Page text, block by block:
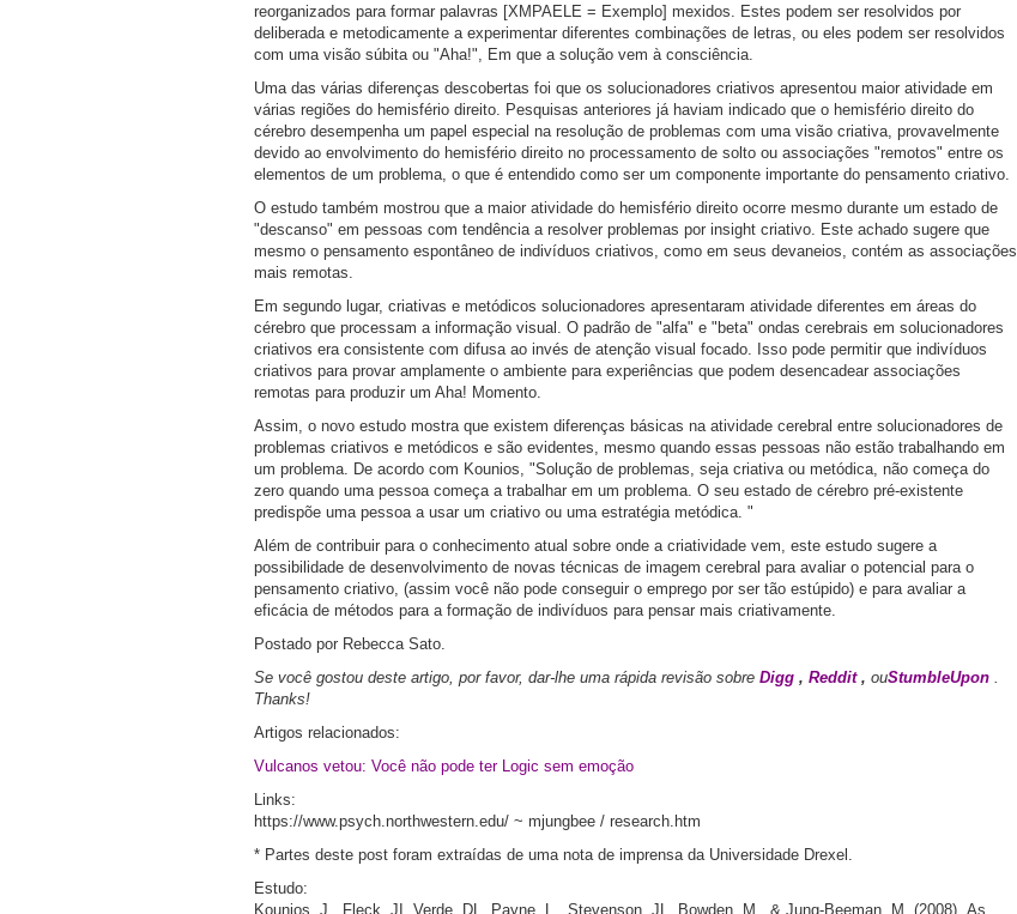
reorganizados para formar palavras [XMPAELE = Exemplo] mexidos. Estes podem ser resolvidos por
deliberada e metodicamente a experimentar diferentes combinações de letras, ou eles podem ser resolvidos
com uma visão súbita ou "Aha!", Em que a solução vem à consciência.
Uma das várias diferenças descobertas foi que os solucionadores criativos apresentou maior atividade em
várias regiões do hemisfério direito. Pesquisas anteriores já haviam indicado que o hemisfério direito do
cérebro desempenha um papel especial na resolução de problemas com uma visão criativa, provavelmente
devido ao envolvimento do hemisfério direito no processamento de solto ou associações "remotos" entre os
elementos de um problema, o que é entendido como ser um componente importante do pensamento criativo.
O estudo também mostrou que a maior atividade do hemisfério direito ocorre mesmo durante um estado de
"descanso" em pessoas com tendência a resolver problemas por insight criativo. Este achado sugere que
mesmo o pensamento espontâneo de indivíduos criativos, como em seus devaneios, contém as associações
mais remotas.
Em segundo lugar, criativas e metódicos solucionadores apresentaram atividade diferentes em áreas do
cérebro que processam a informação visual. O padrão de "alfa" e "beta" ondas cerebrais em solucionadores
criativos era consistente com difusa ao invés de atenção visual focado. Isso pode permitir que indivíduos
criativos para provar amplamente o ambiente para experiências que podem desencadear associações
remotas para produzir um Aha! Momento.
Assim, o novo estudo mostra que existem diferenças básicas na atividade cerebral entre solucionadores de
problemas criativos e metódicos e são evidentes, mesmo quando essas pessoas não estão trabalhando em
um problema. De acordo com Kounios, "Solução de problemas, seja criativa ou metódica, não começa do
zero quando uma pessoa começa a trabalhar em um problema. O seu estado de cérebro pré-existente
predispõe uma pessoa a usar um criativo ou uma estratégia metódica. "
Além de contribuir para o conhecimento atual sobre onde a criatividade vem, este estudo sugere a
possibilidade de desenvolvimento de novas técnicas de imagem cerebral para avaliar o potencial para o
pensamento criativo, (assim você não pode conseguir o emprego por ser tão estúpido) e para avaliar a
eficácia de métodos para a formação de indivíduos para pensar mais criativamente.
Postado por Rebecca Sato.
Se você gostou deste artigo, por favor, dar-lhe uma rápida revisão sobre Digg , Reddit, ouStumbleUpon .
Thanks!
Artigos relacionados:
Vulcanos vetou: Você não pode ter Logic sem emoção
Links:
https://www.psych.northwestern.edu/ ~ mjungbee / research.htm
* Partes deste post foram extraídas de uma nota de imprensa da Universidade Drexel.
Estudo:
Kounios, J., Fleck, JI, Verde, DL, Payne, L., Stevenson, JL, Bowden, M., & Jung-Beeman, M. (2008). As